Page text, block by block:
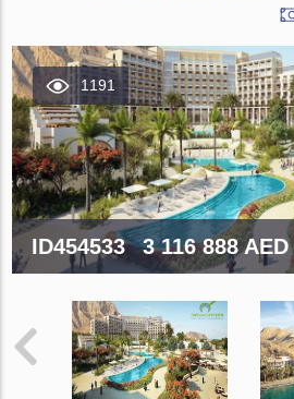
1191
ID454533 3 116 888 AED